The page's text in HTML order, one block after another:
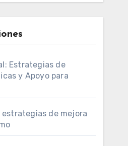
Estrategias de
y Apoyo para
estrategias de mejora